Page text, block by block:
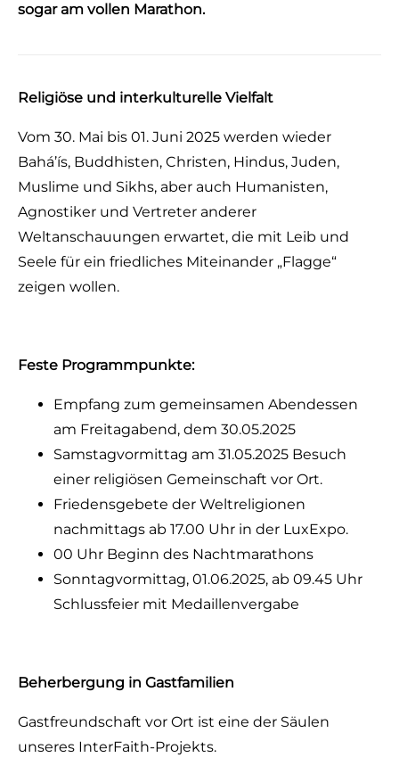
sogar am vollen Marathon.
Religiöse und interkulturelle Vielfalt
Vom 30. Mai bis 01. Juni 2025 werden wieder
Bahá’ís, Buddhisten, Christen, Hindus, Juden,
Muslime und Sikhs, aber auch Humanisten,
Agnostiker und Vertreter anderer
Weltanschauungen erwartet, die mit Leib und
Seele für ein friedliches Miteinander „Flagge“
zeigen wollen.
Feste Programmpunkte:
Empfang zum gemeinsamen Abendessen
am Freitagabend, dem 30.05.2025
Samstagvormittag am 31.05.2025 Besuch
einer religiösen Gemeinschaft vor Ort.
Friedensgebete der Weltreligionen
nachmittags ab 17.00 Uhr in der LuxExpo.
00 Uhr Beginn des Nachtmarathons
Sonntagvormittag, 01.06.2025, ab 09.45 Uhr
Schlussfeier mit Medaillenvergabe
Beherbergung in Gastfamilien
Gastfreundschaft vor Ort ist eine der Säulen
unseres InterFaith-Projekts.